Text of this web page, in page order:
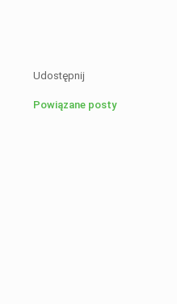
Udostępnij
Powiązane posty